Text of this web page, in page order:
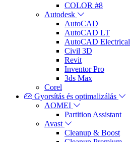
COLOR #8
Autodesk
AutoCAD
AutoCAD LT
AutoCAD Electrical
Civil 3D
Revit
Inventor Pro
3ds Max
Corel
Gyorsítás és optimalizálás
AOMEI
Partition Assistant
Avast
Cleanup & Boost